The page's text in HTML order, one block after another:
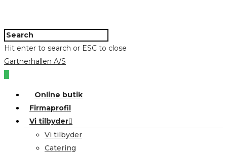
Hit enter to search or ESC to close
Gartnerhallen A/S
Online butik
Firmaprofil
Vi tilbyder
Vi tilbyder
Catering